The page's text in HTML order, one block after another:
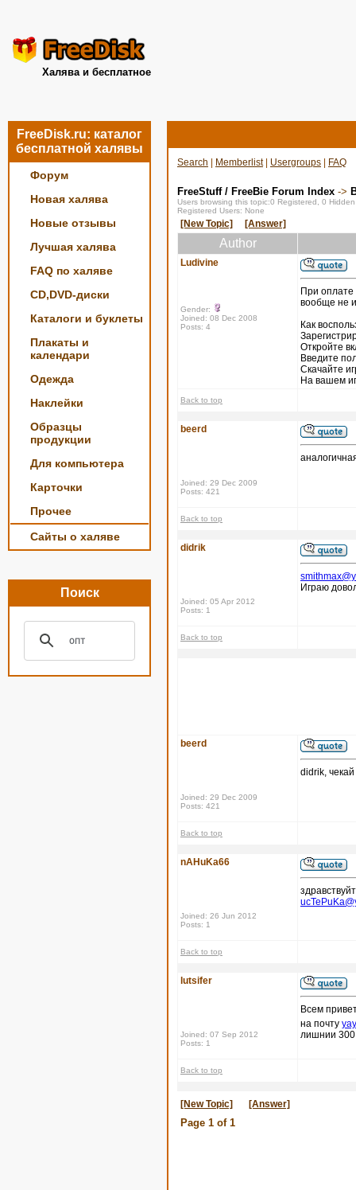
Халява и бесплатное
FreeDisk.ru: каталог
бесплатной халявы
Форум
Новая халява
Новые отзывы
Лучшая халява
FAQ по халяве
CD,DVD-диски
Каталоги и буклеты
Плакаты и
календари
Одежда
Наклейки
Образцы
продукции
Для компьютера
Карточки
Прочее
Сайты о халяве
Поиск
Search Memberlist| Usergroups FAQ
FreeStuff / FreeBie Forum Index ->
Users browsing this topic:0 Registered, 0
Registered Users: None
[New Topic] [Answer]
Author
Ludivine
Gender:
Joined: 08 Dec 2008
Posts: 4
При оплате
вообще не
Как
Откройте
Введите
Скачайте
На вашем
Back to top
beerd
Joined: 29 Dec 2009
Posts: 421
Back to top
didrik
Joined: 05 Apr 2012
Posts: 1
Играю
Back to top
beerd
Joined: 29 Dec 2009
Posts: 421
didrik,
Back to top
nAHuKa66
Joined: 26 Jun 2012
Posts: 1
Back to top
lutsifer
Joined: 07 Sep 2012
Posts: 1
Всем
на почту
лишнии 300
Back to top
[New Topic] [Answer]
Page 1 of 1